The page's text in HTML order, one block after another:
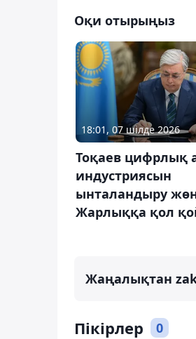
Оқи отырыңыз
18:01, 07 шілде 2026
Тоқаев цифрлық
индустриясын
ынталандыру
Жарлыққа қол
Жаңалықтан
Пікірлер 0